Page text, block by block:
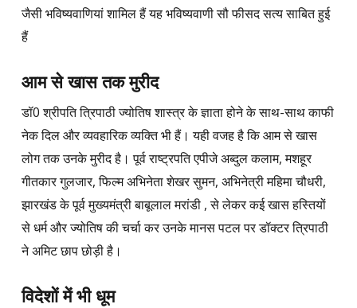
जैसी भविष्यवाणियां शामिल हैं यह भविष्यवाणी सौ फीसद सत्य साबित हुई
हैं
आम से खास तक मुरीद
डॉ0 श्रीपति त्रिपाठी ज्योतिष शास्त्र के ज्ञाता होने के साथ-साथ काफी
नेक दिल और व्यवहारिक व्यक्ति भी हैं। यही वजह है कि आम से खास
लोग तक उनके मुरीद है। पूर्व राष्ट्रपति एपीजे अब्दुल कलाम, मशहूर
गीतकार गुलजार, फिल्म अभिनेता शेखर सुमन, अभिनेत्री महिमा चौधरी,
झारखंड के पूर्व मुख्यमंत्री बाबूलाल मरांडी , से लेकर कई खास हस्तियों
से धर्म और ज्योतिष की चर्चा कर उनके मानस पटल पर डॉक्टर त्रिपाठी
ने अमिट छाप छोड़ी है।
विदेशों में भी धूम